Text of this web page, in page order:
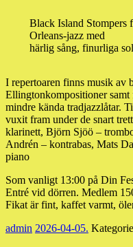
Black Island Stompers
Orleans-jazz med
härlig sång, finurliga
I repertoaren finns musik av
Ellingtonkompositioner samt
mindre kända tradjazzlåtar.
vuxit fram under de snart
klarinett, Björn Sjöö –
Andrén – kontrabas, Mats
piano
Som vanligt 13:00 på Din
Entré vid dörren. Medlem
Fikat är fint, kaffet varmt,
admin 2026-04-05.